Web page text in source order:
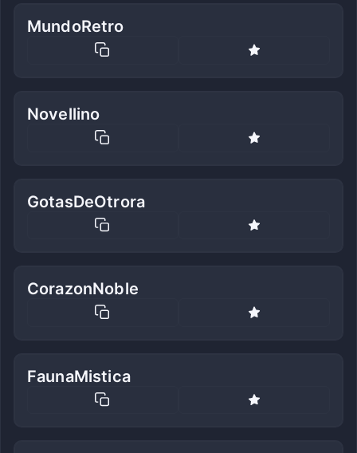
MundoRetro
Novellino
GotasDeOtrora
CorazonNoble
FaunaMistica